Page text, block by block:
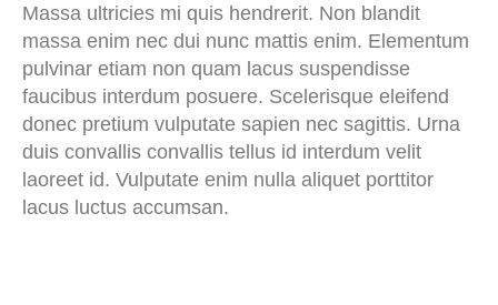
Massa ultricies mi quis hendrerit. Non blandit
massa enim nec dui nunc mattis enim. Elementum
pulvinar etiam non quam lacus suspendisse
faucibus interdum posuere. Scelerisque eleifend
donec pretium vulputate sapien nec sagittis. Urna
duis convallis convallis tellus id interdum velit
laoreet id. Vulputate enim nulla aliquet porttitor
lacus luctus accumsan.